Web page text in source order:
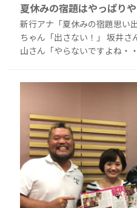
夏休みの宿題はやっぱり
新行アナ「夏休みの宿題思い
ちゃん「出さない！」 坂井さ
山さん「やらないですよね・